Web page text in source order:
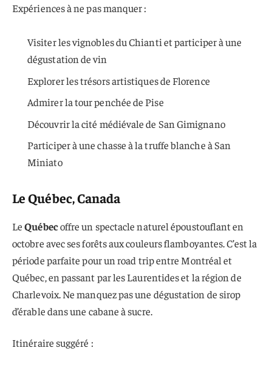
Expériences à ne pas manquer :
Visiter les vignobles du Chianti et participer à une
dégustation de vin
Explorer les trésors artistiques de Florence
Admirer la tour penchée de Pise
Découvrir la cité médiévale de San Gimignano
Participer à une chasse à la truffe blanche à San
Miniato
Le Québec, Canada
LeQuébecoffre un spectacle naturel époustouflant en
octobre avec ses forêts aux couleurs flamboyantes. C’est la
période parfaite pour un road trip entre Montréal et
Québec, en passant par les Laurentides et la région de
Charlevoix. Ne manquez pas une dégustation de sirop
d’érable dans une cabane à sucre.
Itinéraire suggéré :